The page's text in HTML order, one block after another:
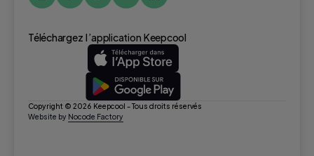
Téléchargez l ’application Keepcool
Copyright © 2026 Keepcool - Tous droits réservés
Website by Nocode Factory